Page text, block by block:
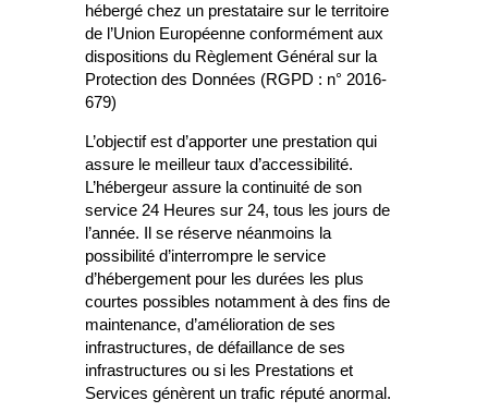
hébergé chez un prestataire sur le territoire
de l’Union Européenne conformément aux
dispositions du Règlement Général sur la
Protection des Données (RGPD : n° 2016-
679)
L’objectif est d’apporter une prestation qui
assure le meilleur taux d’accessibilité.
L’hébergeur assure la continuité de son
service 24 Heures sur 24, tous les jours de
l’année. Il se réserve néanmoins la
possibilité d’interrompre le service
d’hébergement pour les durées les plus
courtes possibles notamment à des fins de
maintenance, d’amélioration de ses
infrastructures, de défaillance de ses
infrastructures ou si les Prestations et
Services génèrent un trafic réputé anormal.